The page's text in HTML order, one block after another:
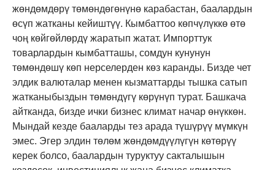
жөндөмдөрү төмөндөгөнүнө карабастан, баалардын
өсүп жатканы кейиштүү. Кымбаттоо көпчүлүккө өтө
чоң көйгөйлөрдү жаратып жатат. Импорттук
товарлардын кымбатташы, сомдун кунунун
төмөндөшү көп нерселерден көз каранды. Бизде чет
элдик валюталар менен кызматтарды тышка сатып
жатканыбыздын төмөндүгү көрүнүп турат. Башкача
айтканда, бизде ички бизнес климат начар өнүккөн.
Мындай кезде бааларды тез арада түшүрүү мүмкүн
эмес. Эгер элдин төлөм жөндөмдүүлүгүн көтөрүү
керек болсо, баалардын туруктуу сакталышын